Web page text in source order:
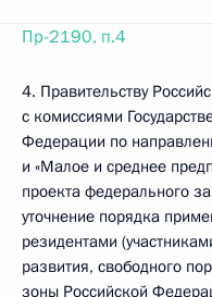
Пр-2190, п.4
4. Правительству
с комиссиями
Федерации по
и «Малое и среднее
проекта федерального
уточнение порядка
резидентами
развития, свободного
зоны Российской